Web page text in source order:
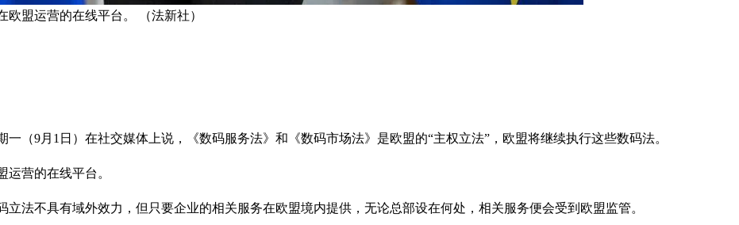
盟运营的在线平台。 （法新社）
（9月1日）在社交媒体上说，《数码服务法》和《数码市场法》是欧盟的“主权立法”，欧盟将继续执行这些数码法。
营的在线平台。
法不具有域外效力，但只要企业的相关服务在欧盟境内提供，无论总部设在何处，相关服务便会受到欧盟监管。